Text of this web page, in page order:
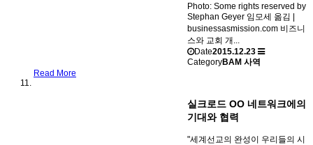
Photo: Some rights reserved by
Stephan Geyer 임모세 옮김 |
businessasmission.com 비즈니
스와 교회 개...
Date2015.12.23
CategoryBAM 사역
Read More
실크로드 OO 네트워크에의
기대와 협력
"세계선교의 완성이 우리들의 시